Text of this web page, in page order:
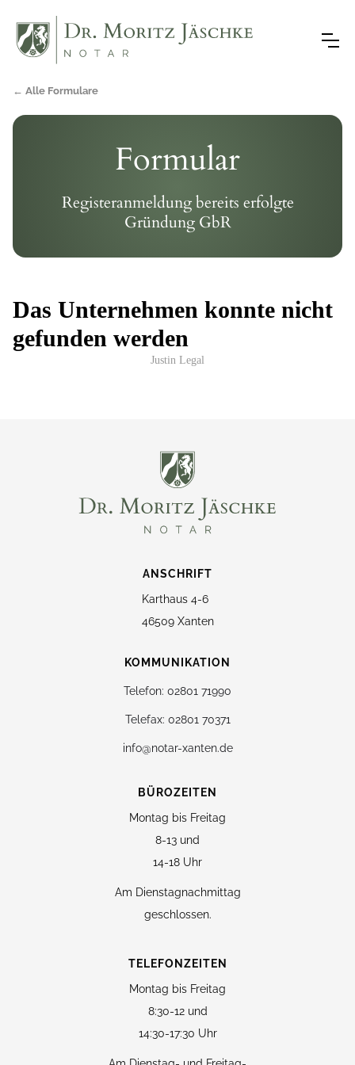
← Alle Formulare
Formular
Registeranmeldung bereits erfolgte
Gründung GbR
ANSCHRIFT
Karthaus 4-6
46509 Xanten
KOMMUNIKATION
Telefon: 02801 71990
Telefax: 02801 70371
info@notar-xanten.de
BÜROZEITEN
Montag bis Freitag
8-13 und
14-18 Uhr
Am Dienstagnachmittag
geschlossen.
TELEFONZEITEN
Montag bis Freitag
8:30-12 und
14:30-17:30 Uhr